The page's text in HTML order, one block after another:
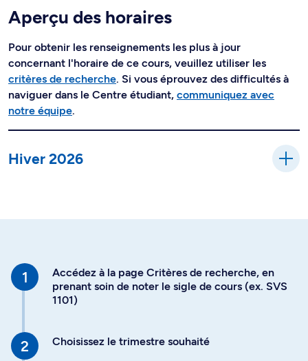
Aperçu des horaires
Pour obtenir les renseignements les plus à jour
concernant l'horaire de ce cours, veuillez utiliser les
critères de recherche. Si vous éprouvez des difficultés à
naviguer dans le Centre étudiant, communiquez avec
notre équipe.
Hiver 2026
Accédez à la page Critères de recherche, en
prenant soin de noter le sigle de cours (ex. SVS
1101)
Choisissez le trimestre souhaité